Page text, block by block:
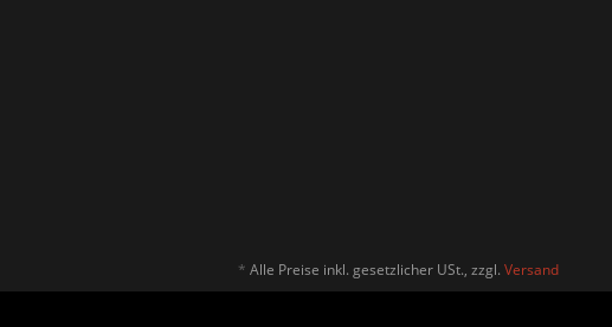
* Alle Preise inkl. gesetzlicher USt., zzgl. Versand